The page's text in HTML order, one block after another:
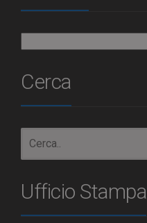
Cerca
Ufficio Stampa